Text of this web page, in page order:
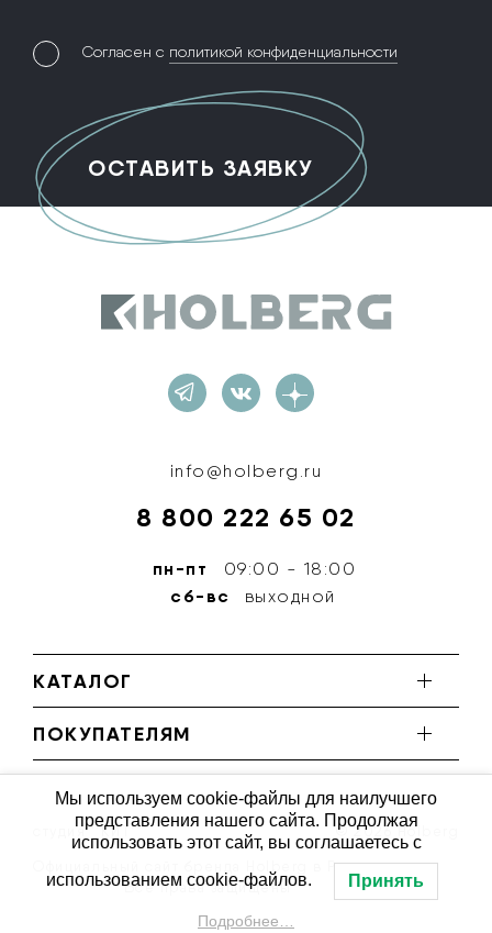
Согласен с политикой конфиденциальности
info@holberg.ru
8 800 222 65 02
пн-пт 09:00 - 18:00
сб-вс выходной
КАТАЛОГ
ПОКУПАТЕЛЯМ
студия ''КИТ''
Официальный сайт бренда Holberg в России
Все права защищены
© 2026 Holberg
Мы используем cookie-файлы для наилучшего
представления нашего сайта. Продолжая
использовать этот сайт, вы соглашаетесь с
использованием cookie-файлов. Принять
Подробнее…